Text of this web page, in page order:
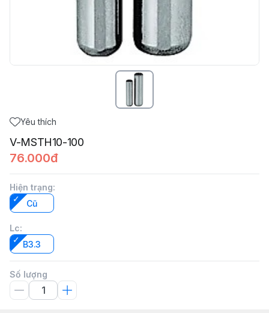
Yêu thích
V-MSTH10-100
76.000đ
Hiện trạng:
Cũ
Lc:
B3.3
Số lượng